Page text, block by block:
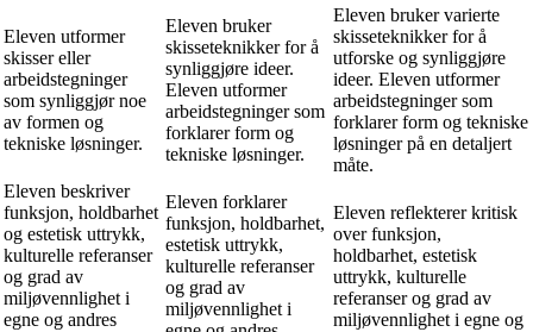
Eleven utformer
skisser eller
arbeidstegninger
som synliggjør noe
av formen og
tekniske løsninger.
Eleven bruker
skisseteknikker for å
synliggjøre ideer.
Eleven utformer
arbeidstegninger som
forklarer form og
tekniske løsninger.
Eleven bruker varierte
skisseteknikker for å
utforske og synliggjøre
ideer. Eleven utformer
arbeidstegninger som
forklarer form og tekniske
løsninger på en detaljert
måte.
Eleven beskriver
funksjon, holdbarhet
og estetisk uttrykk,
kulturelle referanser
og grad av
miljøvennlighet i
egne og andres
Eleven forklarer
funksjon, holdbarhet,
estetisk uttrykk,
kulturelle referanser
og grad av
miljøvennlighet i
Eleven reflekterer kritisk
over funksjon,
holdbarhet, estetisk
uttrykk, kulturelle
referanser og grad av
miljøvennlighet i egne og